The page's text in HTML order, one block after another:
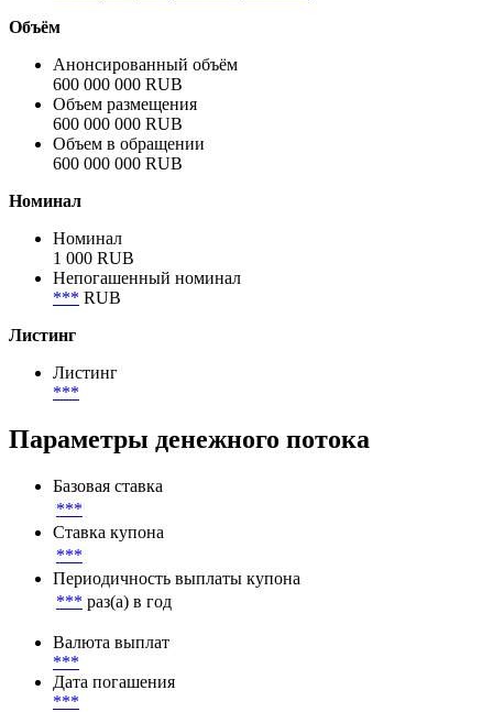
Объём
Анонсированный объём
600 000 000 RUB
Объем размещения
600 000 000 RUB
Объем в обращении
600 000 000 RUB
Номинал
Номинал
1 000 RUB
Непогашенный номинал
*** RUB
Листинг
Листинг
***
Параметры денежного потока
Базовая ставка
***
Ставка купона
***
Периодичность выплаты купона
*** раз(а) в год
Валюта выплат
***
Дата погашения
***